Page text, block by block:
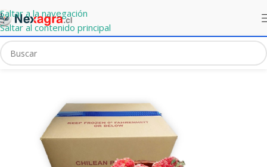
Saltar a la navegación
Saltar al contenido principal
Portada»